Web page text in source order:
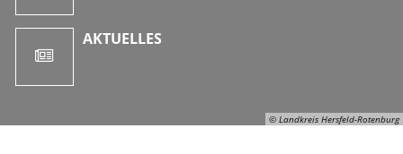
© Landkreis Hersfeld-Rotenburg
AKTUELLES